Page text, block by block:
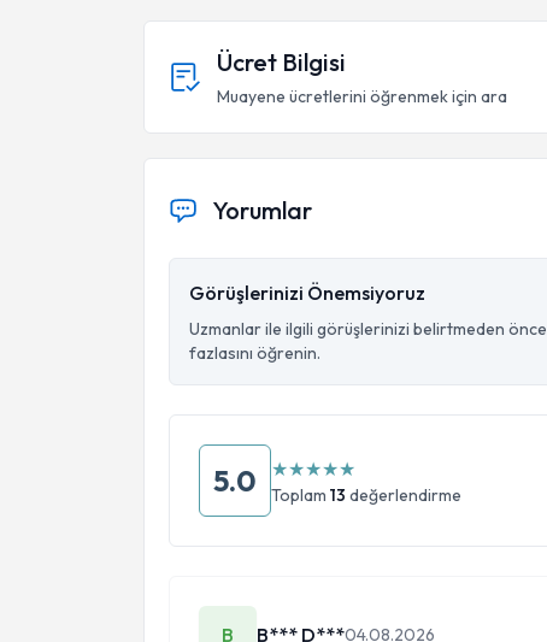
Ücret Bilgisi
Muayene ücretlerini öğrenmek için ara
Yorumlar
Görüşlerinizi Önemsiyoruz
Uzmanlar ile ilgili görüşlerinizi belirtmeden önce
fazlasını öğrenin.
5.0 ★★★★★
Toplam 13 değerlendirme
B B*** D***04.08.2026